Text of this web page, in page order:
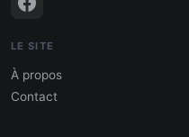
LE SITE
À propos
Contact